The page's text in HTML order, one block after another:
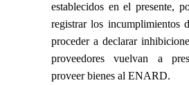
establecidos en el presente,
registrar los incumplimientos
proceder a declarar
proveedores vuelvan a
proveer bienes al ENARD.